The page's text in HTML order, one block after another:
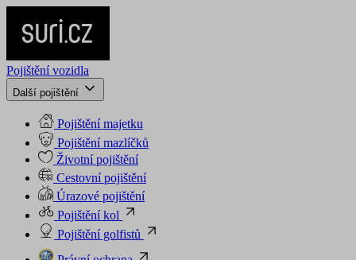
Pojištění vozidla
Další pojištění
Pojištění majetku
Pojištění mazlíčků
Životní pojištění
Cestovní pojištění
Úrazové pojištění
Pojištění kol
Pojištění golfistů